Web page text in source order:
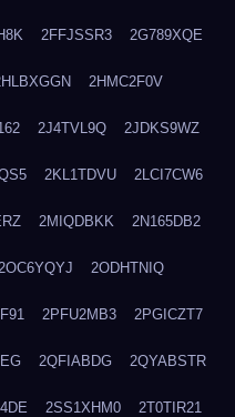
2FFJSSR3 2G789XQE
2HMC2F0V
2J4TVL9Q 2JDKS9WZ
2KL1TDVU 2LCI7CW6
2MIQDBKK 2N165DB2
2OC6YQYJ 2ODHTNIQ
2PFU2MB3 2PGICZT7
2QFIABDG 2QYABSTR
2SS1XHM0 2T0TIR21